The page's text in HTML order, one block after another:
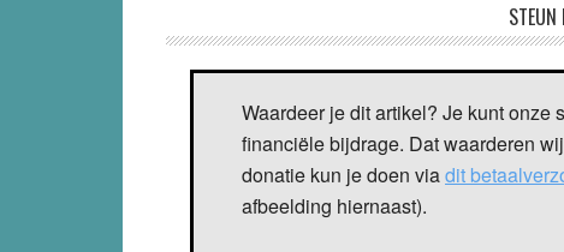
STEUN
Waardeer je dit artikel? Je kunt onze
financiële bijdrage. Dat waarderen
donatie kun je doen viadit
afbeelding hiernaast).